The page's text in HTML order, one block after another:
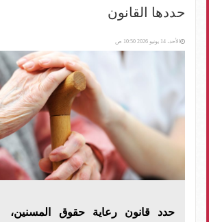
حددها القانون
الأحد، 14 يونيو 2026 10:50 ص
حدد قانون رعاية حقوق المسنين،